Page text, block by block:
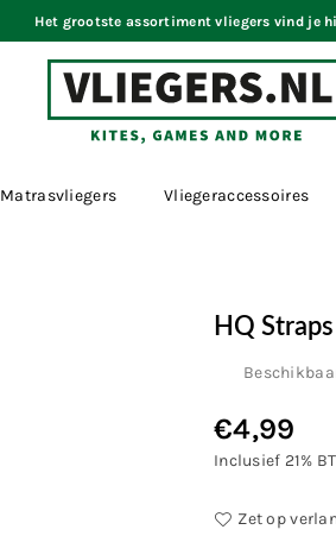
Het grootste assortiment vliegers vind je
Matrasvliegers Vliegeraccessoires
HQ
Normale
prijs
€4,99
Inclusief 21%
Zet op